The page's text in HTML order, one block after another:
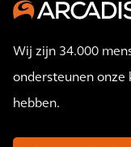
Wij zijn 34.000
ondersteunen onze
hebben.